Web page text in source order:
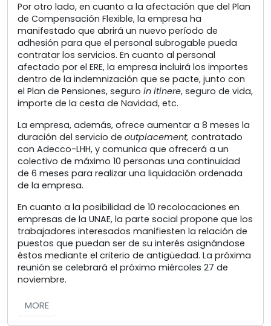
Por otro lado, en cuanto a la afectación que del Plan
de Compensación Flexible, la empresa ha
manifestado que abrirá un nuevo período de
adhesión para que el personal subrogable pueda
contratar los servicios. En cuanto al personal
afectado por el ERE, la empresa incluirá los importes
dentro de la indemnización que se pacte, junto con
el Plan de Pensiones, seguro in itinere, seguro de vida,
importe de la cesta de Navidad, etc.
La empresa, además, ofrece aumentar a 8 meses la
duración del servicio de outplacement, contratado
con Adecco-LHH, y comunica que ofrecerá a un
colectivo de máximo 10 personas una continuidad
de 6 meses para realizar una liquidación ordenada
de la empresa.
En cuanto a la posibilidad de 10 recolocaciones en
empresas de la UNAE, la parte social propone que los
trabajadores interesados manifiesten la relación de
puestos que puedan ser de su interés asignándose
éstos mediante el criterio de antigüedad. La próxima
reunión se celebrará el próximo miércoles 27 de
noviembre.
MORE